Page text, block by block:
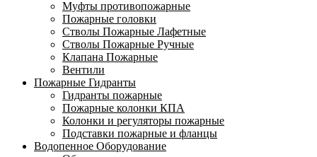
Муфты противопожарные
Пожарные головки
Стволы Пожарные Лафетные
Стволы Пожарные Ручные
Клапана Пожарные
Вентили
Пожарные Гидранты
Гидранты пожарные
Пожарные колонки КПА
Колонки и регуляторы пожарные
Подставки пожарные и фланцы
Водопенное Оборудование